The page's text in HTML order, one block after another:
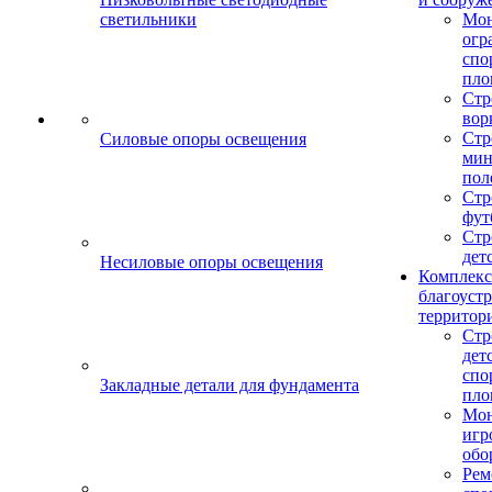
светильники
Силовые опоры освещения
Несиловые опоры освещения
Закладные детали для фундамента